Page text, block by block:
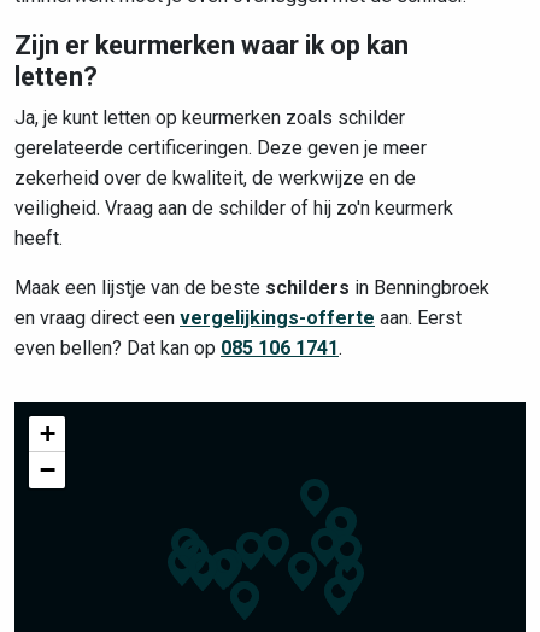
Zijn er keurmerken waar ik op kan
letten?
Ja, je kunt letten op keurmerken zoals schilder
gerelateerde certificeringen. Deze geven je meer
zekerheid over de kwaliteit, de werkwijze en de
veiligheid. Vraag aan de schilder of hij zo'n keurmerk
heeft.
Maak een lijstje van de beste schilders in Benningbroek
en vraag direct een vergelijkings-offerte aan. Eerst
even bellen? Dat kan op 085 106 1741.
+
−